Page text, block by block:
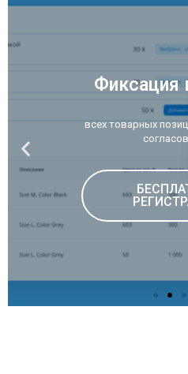
Фиксация
всех товарных